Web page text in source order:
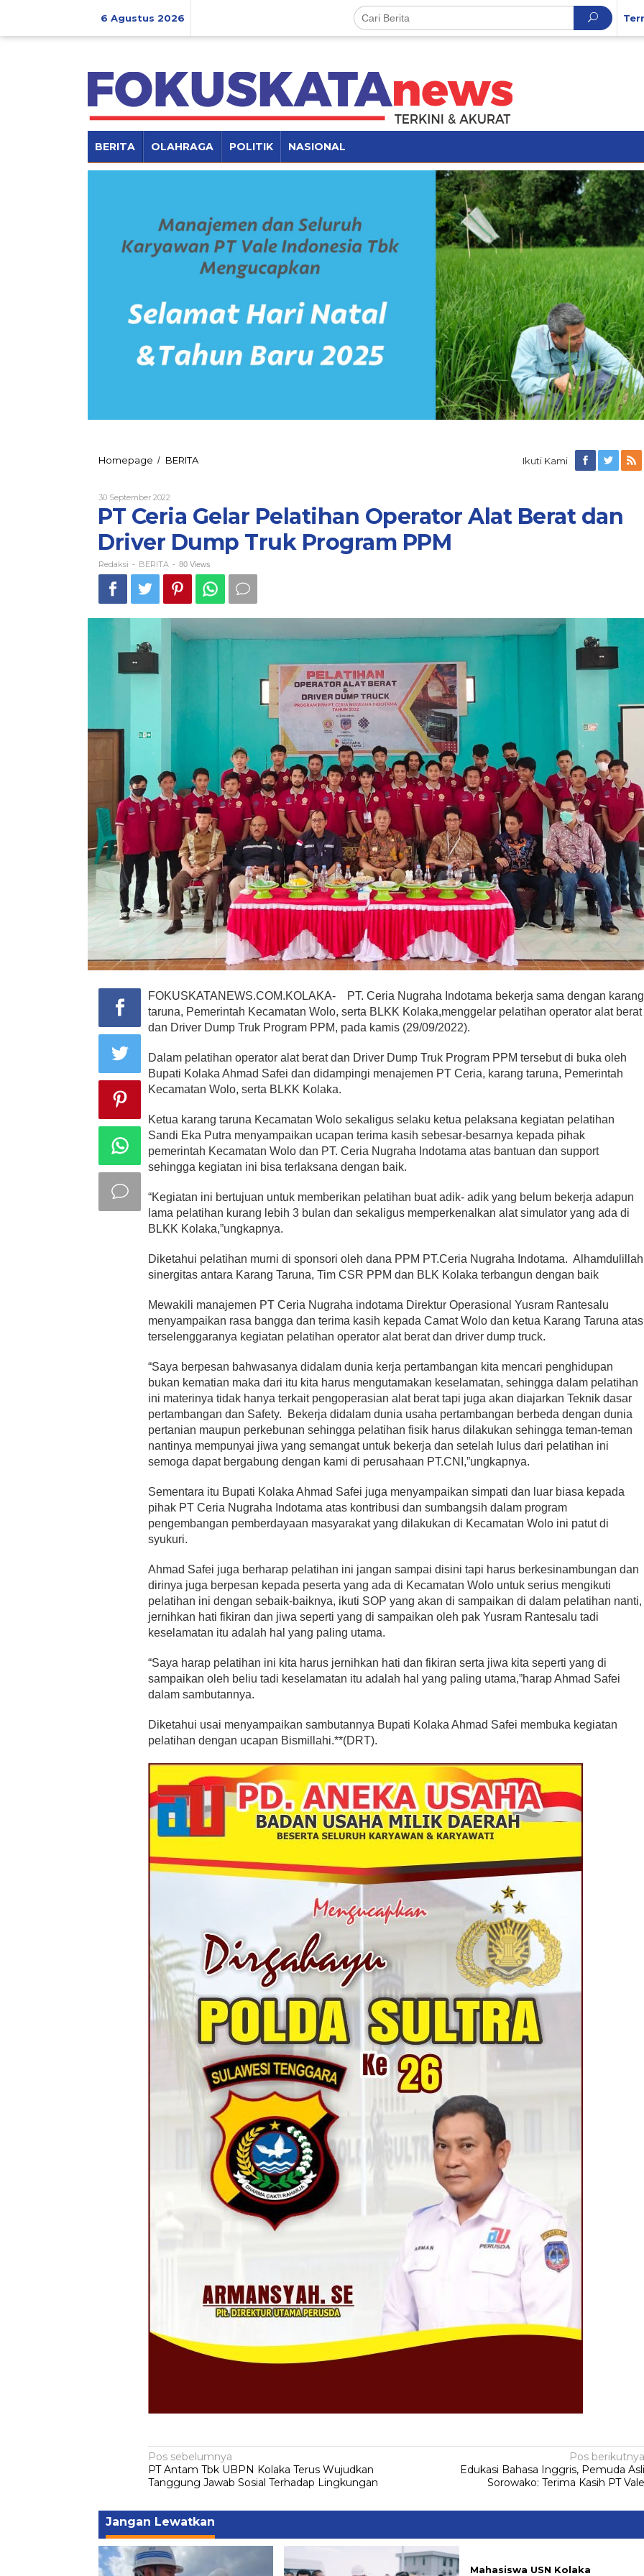
6 Agustus 2026
BERITA OLAHRAGA POLITIK NASIONAL
Homepage / BERITAPT
Operator
Alat
Berat
dan
Driver
Dump
Truk
Program
Ikuti Kami
30 September 2022
Redaksi
PT Ceria Gelar Pelatihan Operator Alat Berat dan
Driver Dump Truk Program PPM
Redaksi - BERITA - 80 Views
FOKUSKATANEWS.COM.KOLAKA- PT. Ceria Nugraha Indotama bekerja sama dengan karang
taruna, Pemerintah Kecamatan Wolo, serta BLKK Kolaka,menggelar pelatihan operator alat berat
dan Driver Dump Truk Program PPM, pada kamis (29/09/2022).
Dalam pelatihan operator alat berat dan Driver Dump Truk Program PPM tersebut di buka oleh
Bupati Kolaka Ahmad Safei dan didampingi menajemen PT Ceria, karang taruna, Pemerintah
Kecamatan Wolo, serta BLKK Kolaka.
Ketua karang taruna Kecamatan Wolo sekaligus selaku ketua pelaksana kegiatan pelatihan
Sandi Eka Putra menyampaikan ucapan terima kasih sebesar-besarnya kepada pihak
pemerintah Kecamatan Wolo dan PT. Ceria Nugraha Indotama atas bantuan dan support
sehingga kegiatan ini bisa terlaksana dengan baik.
“Kegiatan ini bertujuan untuk memberikan pelatihan buat adik- adik yang belum bekerja adapun
lama pelatihan kurang lebih 3 bulan dan sekaligus memperkenalkan alat simulator yang ada di
BLKK Kolaka,”ungkapnya.
Diketahui pelatihan murni di sponsori oleh dana PPM PT.Ceria Nugraha Indotama. Alhamdulillah
sinergitas antara Karang Taruna, Tim CSR PPM dan BLK Kolaka terbangun dengan baik
Mewakili manajemen PT Ceria Nugraha indotama Direktur Operasional Yusram Rantesalu
menyampaikan rasa bangga dan terima kasih kepada Camat Wolo dan ketua Karang Taruna atas
terselenggaranya kegiatan pelatihan operator alat berat dan driver dump truck.
“Saya berpesan bahwasanya didalam dunia kerja pertambangan kita mencari penghidupan
bukan kematian maka dari itu kita harus mengutamakan keselamatan, sehingga dalam pelatihan
ini materinya tidak hanya terkait pengoperasian alat berat tapi juga akan diajarkan Teknik dasar
pertambangan dan Safety. Bekerja didalam dunia usaha pertambangan berbeda dengan dunia
pertanian maupun perkebunan sehingga pelatihan fisik harus dilakukan sehingga teman-teman
nantinya mempunyai jiwa yang semangat untuk bekerja dan setelah lulus dari pelatihan ini
semoga dapat bergabung dengan kami di perusahaan PT.CNI,”ungkapnya.
Sementara itu Bupati Kolaka Ahmad Safei juga menyampaikan simpati dan luar biasa kepada
pihak PT Ceria Nugraha Indotama atas kontribusi dan sumbangsih dalam program
pengembangan pemberdayaan masyarakat yang dilakukan di Kecamatan Wolo ini patut di
syukuri.
Ahmad Safei juga berharap pelatihan ini jangan sampai disini tapi harus berkesinambungan dan
dirinya juga berpesan kepada peserta yang ada di Kecamatan Wolo untuk serius mengikuti
pelatihan ini dengan sebaik-baiknya, ikuti SOP yang akan di sampaikan di dalam pelatihan nanti,
jernihkan hati fikiran dan jiwa seperti yang di sampaikan oleh pak Yusram Rantesalu tadi
keselamatan itu adalah hal yang paling utama.
“Saya harap pelatihan ini kita harus jernihkan hati dan fikiran serta jiwa kita seperti yang di
sampaikan oleh beliu tadi keselamatan itu adalah hal yang paling utama,”harap Ahmad Safei
dalam sambutannya.
Diketahui usai menyampaikan sambutannya Bupati Kolaka Ahmad Safei membuka kegiatan
pelatihan dengan ucapan Bismillahi.**(DRT).
Navigasi
pos
Pos sebelumnya
PT Antam Tbk UBPN Kolaka Terus Wujudkan
Tanggung Jawab Sosial Terhadap Lingkungan
Pos berikutnya
Edukasi Bahasa Inggris, Pemuda Asli
Sorowako: Terima Kasih PT Vale
Jangan Lewatkan
Mahasiswa USN Kolaka